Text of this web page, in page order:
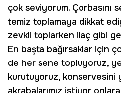
çok seviyorum. Çorbasını
temiz toplamaya dikkat
zevkli toplarken ilaç gibi
En başta bağırsaklar için
de her sene topluyoruz,
kurutuyoruz, konservesini
akrabalarımız istiyor